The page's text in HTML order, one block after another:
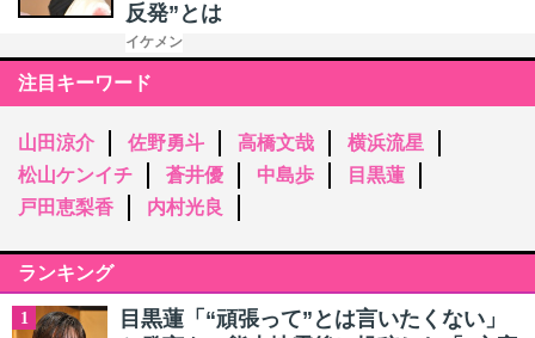
反発”とは
イケメン
注目キーワード
山田涼介 佐野勇斗 高橋文哉
横浜流星
松山ケンイチ
蒼井優 中島歩
目黒蓮
戸田恵梨香
内村光良
ランキング
1
目黒蓮「“頑張って”とは言いたくない」